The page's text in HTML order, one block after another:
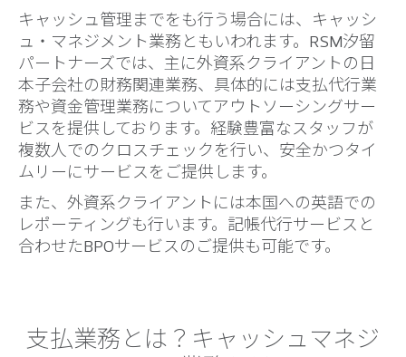
キャッシュ管理までをも行う場合には、キャッシ
ュ・マネジメント業務ともいわれます。RSM汐留
パートナーズでは、主に外資系クライアントの日
本子会社の財務関連業務、具体的には支払代行業
務や資金管理業務についてアウトソーシングサー
ビスを提供しております。経験豊富なスタッフが
複数人でのクロスチェックを行い、安全かつタイ
ムリーにサービスをご提供します。
また、外資系クライアントには本国への英語での
レポーティングも行います。記帳代行サービスと
合わせたBPOサービスのご提供も可能です。
支払業務とは？キャッシュマネジ